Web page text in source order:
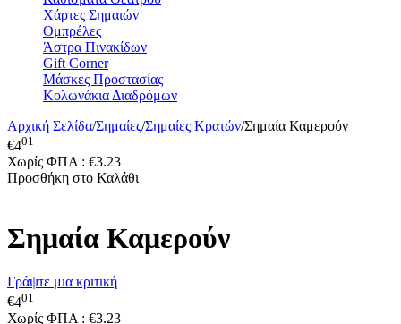
Χάρτες Σημαιών
Ομπρέλες
Άστρα Πινακίδων
Gift Corner
Μάσκες Προστασίας
Κολωνάκια Διαδρόμων
Αρχική Σελίδα/Σημαίες/Σημαίες Κρατών/Σημαία Καμερούν
€401
Χωρίς ΦΠΑ : €3.23
Προσθήκη στο Καλάθι
Σημαία Καμερούν
Γράψτε μια κριτική
€401
Χωρίς ΦΠΑ : €3.23